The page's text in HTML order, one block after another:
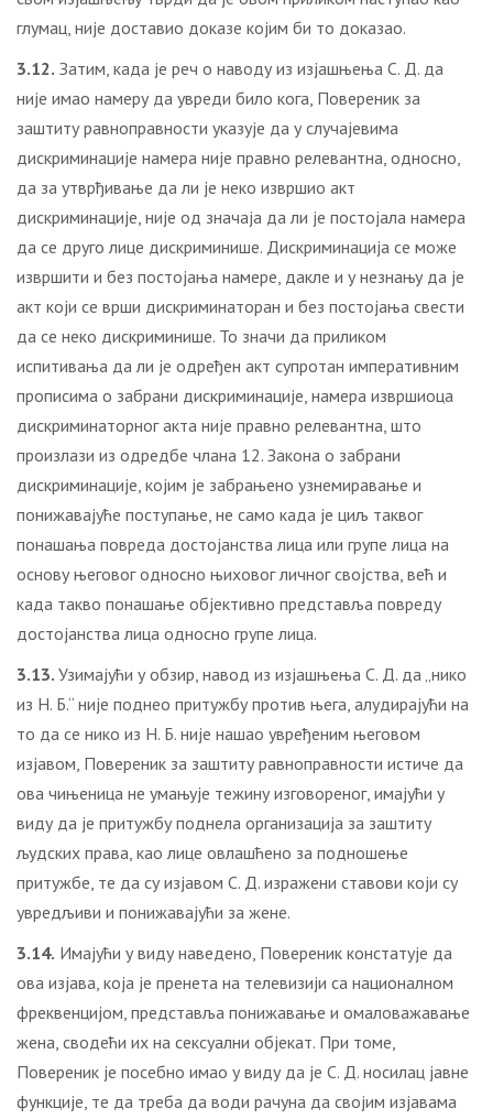
глумац, није доставио доказе којим би то доказао.
3.12. Затим, када је реч о наводу из изјашњења С. Д. да
није имао намеру да увреди било кога, Повереник за
заштиту равноправности указује да у случајевима
дискриминације намера није правно релевантна, односно,
да за утврђивање да ли је неко извршио акт
дискриминације, није од значаја да ли је постојала намера
да се друго лице дискриминише. Дискриминација се може
извршити и без постојања намере, дакле и у незнању да је
акт који се врши дискриминаторан и без постојања свести
да се неко дискриминише. То значи да приликом
испитивања да ли је одређен акт супротан императивним
прописима о забрани дискриминације, намера извршиоца
дискриминаторног акта није правно релевантна, што
произлази из одредбе члана 12. Закона о забрани
дискриминације, којим је забрањено узнемиравање и
понижавајуће поступање, не само када је циљ таквог
понашања повреда достојанства лица или групе лица на
основу његовог односно њиховог личног својства, већ и
када такво понашање објективно представља повреду
достојанства лица односно групе лица.
3.13. Узимајући у обзир, навод из изјашњења С. Д. да „нико
из Н. Б.“ није поднео притужбу против њега, алудирајући на
то да се нико из Н. Б. није нашао увређеним његовом
изјавом, Повереник за заштиту равноправности истиче да
ова чињеница не умањује тежину изговореног, имајући у
виду да је притужбу поднела организација за заштиту
људских права, као лице овлашћено за подношење
притужбе, те да су изјавом С. Д. изражени ставови који су
увредљиви и понижавајући за жене.
3.14. Имајући у виду наведено, Повереник констатује да
овa изјавa, која је пренета на телевизији са националном
фреквенцијом, представља понижавање и омаловажавање
жена, сводећи их на сексуални објекат. При томе,
Повереник је посебно имао у виду да је С. Д. носилац јавне
функције, те да треба да води рачуна да својим изјавама